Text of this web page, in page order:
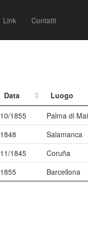
Link Contatti
Data Luogo
10/1855 Palma di
1848 Salamanca
11/1845 Coruña
1855
Barcellona